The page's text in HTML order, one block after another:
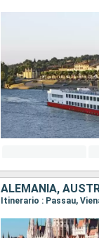
ALEMANIA,